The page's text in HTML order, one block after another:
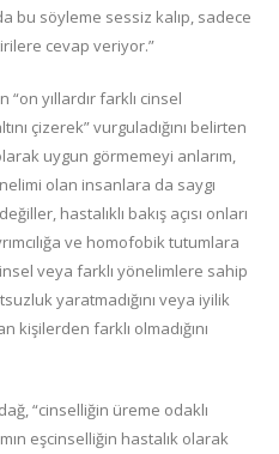
bu söyleme sessiz kalıp, sadece
cevap veriyor.”
“on yıllardır farklı cinsel
çizerek” vurguladığını belirten
uygun görmemeyi anlarım,
olan insanlara da saygı
hastalıklı bakış açısı onları
ve homofobik tutumlara
veya farklı yönelimlere sahip
yaratmadığını veya iyilik
farklı olmadığını
“cinselliğin üreme odaklı
eşcinselliğin hastalık olarak